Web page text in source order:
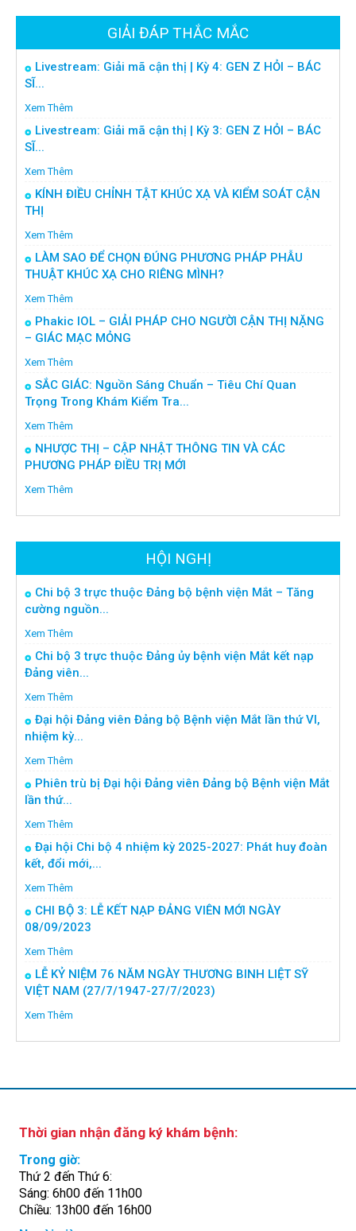
GIẢI ĐÁP THẮC MẮC
Livestream: Giải mã cận thị | Kỳ 4: GEN Z HỎI – BÁC
SĨ...
Xem Thêm
Livestream: Giải mã cận thị | Kỳ 3: GEN Z HỎI – BÁC
SĨ...
Xem Thêm
KÍNH ĐIỀU CHỈNH TẬT KHÚC XẠ VÀ KIỂM SOÁT CẬN
THỊ
Xem Thêm
LÀM SAO ĐỂ CHỌN ĐÚNG PHƯƠNG PHÁP PHẪU
THUẬT KHÚC XẠ CHO RIÊNG MÌNH?
Xem Thêm
Phakic IOL – GIẢI PHÁP CHO NGƯỜI CẬN THỊ NẶNG
– GIÁC MẠC MỎNG
Xem Thêm
SẮC GIÁC: Nguồn Sáng Chuẩn – Tiêu Chí Quan
Trọng Trong Khám Kiểm Tra...
Xem Thêm
NHƯỢC THỊ – CẬP NHẬT THÔNG TIN VÀ CÁC
PHƯƠNG PHÁP ĐIỀU TRỊ MỚI
Xem Thêm
HỘI NGHỊ
Chi bộ 3 trực thuộc Đảng bộ bệnh viện Mắt – Tăng
cường nguồn...
Xem Thêm
Chi bộ 3 trực thuộc Đảng ủy bệnh viện Mắt kết nạp
Đảng viên...
Xem Thêm
Đại hội Đảng viên Đảng bộ Bệnh viện Mắt lần thứ VI,
nhiệm kỳ...
Xem Thêm
Phiên trù bị Đại hội Đảng viên Đảng bộ Bệnh viện Mắt
lần thứ...
Xem Thêm
Đại hội Chi bộ 4 nhiệm kỳ 2025-2027: Phát huy đoàn
kết, đổi mới,...
Xem Thêm
CHI BỘ 3: LỄ KẾT NẠP ĐẢNG VIÊN MỚI NGÀY
08/09/2023
Xem Thêm
LỄ KỶ NIỆM 76 NĂM NGÀY THƯƠNG BINH LIỆT SỸ
VIỆT NAM (27/7/1947-27/7/2023)
Xem Thêm
Thời gian nhận đăng ký khám bệnh:
Trong giờ:
Thứ 2 đến Thứ 6:
Sáng: 6h00 đến 11h00
Chiều: 13h00 đến 16h00